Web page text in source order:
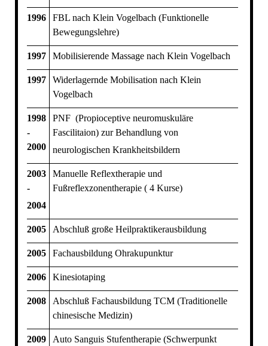
1996
FBL nach Klein Vogelbach (Funktionelle
Bewegungslehre)
1997 Mobilisierende Massage nach Klein Vogelbach
1997
Widerlagernde Mobilisation nach Klein
Vogelbach
1998
-
2000
PNF (Propioceptive neuromuskuläre
Fascilitaion) zur Behandlung von
neurologischen Krankheitsbildern
2003
-
2004
Manuelle Reflextherapie und
Fußreflexzonentherapie ( 4 Kurse)
2005 Abschluß große Heilpraktikerausbildung
2005 Fachausbildung Ohrakupunktur
2006 Kinesiotaping
2008
Abschluß Fachausbildung TCM (Traditionelle
chinesische Medizin)
2009 Auto Sanguis Stufentherapie (Schwerpunkt